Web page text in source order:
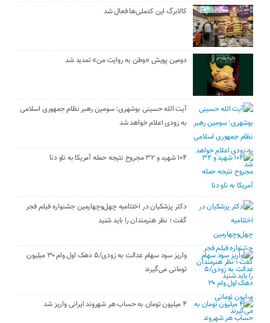
کالابرگ این کدملی‌ها فعال شد
دومین پویش «وطن به روایت من» تمدید شد
آیت الله حسینی بوشهری: سومین رهبر نظام جمهوری اسلامی
به زودی اعلام خواهد شد
۱۰۴ شهید و ۳۲ مجروح نتیجه حمله آمریکا به ناو دنا
دکتر پزشکیان در اختتامیه چهل‌وچهارمین جشنواره فیلم فجر
گفت ؛ نظر هنرمندان را باید شنید
واریز سود سهام عدالت به زودی/۵ دهک اول وام ۳۰ میلیون
تومانی می‌گیرند
۴ میلیون تومان به حساب هر شهروند ایرانی واریز شد